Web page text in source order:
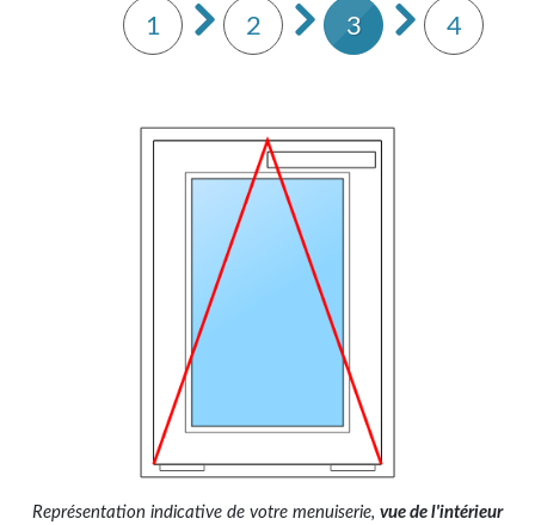
1 2 3 4
Représentation indicative de votre menuiserie, vue de l'intérieur